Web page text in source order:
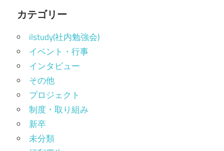
カテゴリー
ilstudy(社内勉強会)
イベント・行事
インタビュー
その他
プロジェクト
制度・取り組み
新卒
未分類